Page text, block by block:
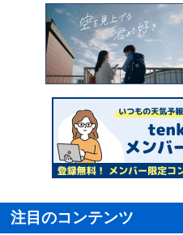
注目のコンテンツ